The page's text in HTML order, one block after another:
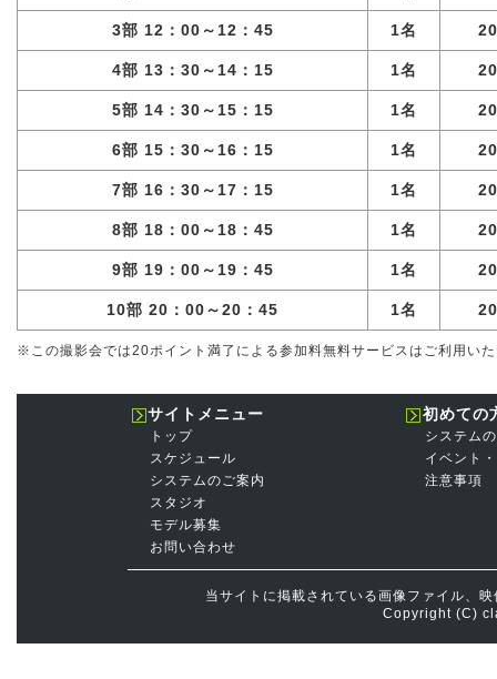
3部 12：00～12：45 1名
4部 13：30～14：15 1名
5部 14：30～15：15 1名
6部 15：30～16：15 1名
7部 16：30～17：15 1名
8部 18：00～18：45 1名
9部 19：00～19：45 1名
10部 20：00～20：45 1名
※この撮影会では20ポイント満了による参加料無料サービスはご利用い
サイトメニュー
トップ
スケジュール
システムのご案内
スタジオ
モデル募集
お問い合わせ
初めての
システム
イベント
注意事項
当サイトに掲載されている画像ファイル、
Copyright (C)